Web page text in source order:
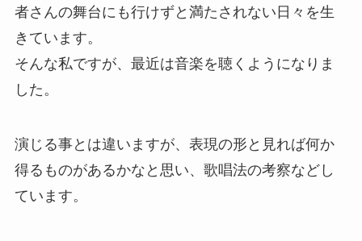
者さんの舞台にも行けずと満たされない日々を生
きています。
そんな私ですが、最近は音楽を聴くようになりま
した。
演じる事とは違いますが、表現の形と見れば何か
得るものがあるかなと思い、歌唱法の考察などし
ています。